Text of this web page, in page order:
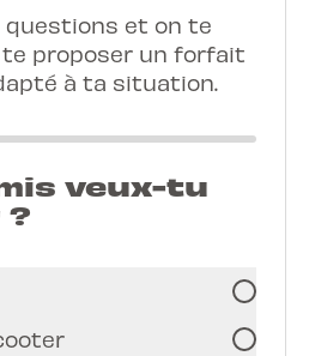
questions et on te
proposer un forfait
à ta situation.
veux-tu
?